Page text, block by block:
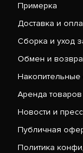
Примерка
Доставка и
Сборка и уход
Обмен и
Накопительные
Аренда товаров
Новости и
Публичная
Политика